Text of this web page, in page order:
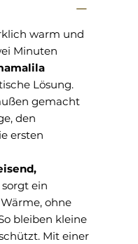
warm und
Minuten
Lösung.
gemacht
den
ersten
ein
ohne
bleiben kleine
Mit einer